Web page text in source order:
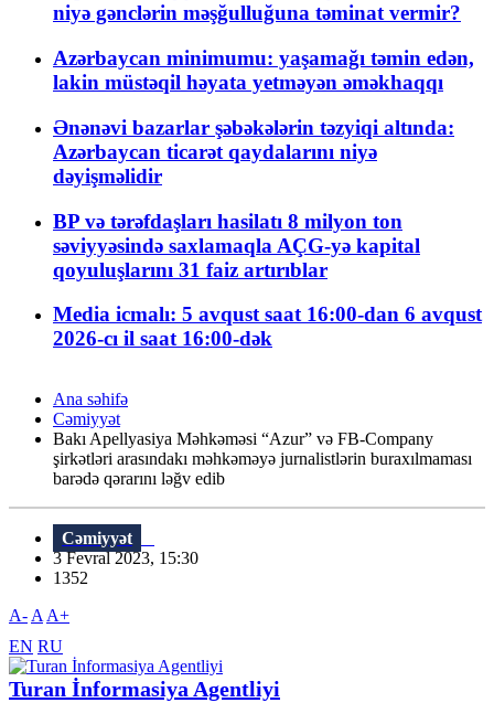
niyə gənclərin məşğulluğuna təminat vermir?
Azərbaycan minimumu: yaşamağı təmin edən,
lakin müstəqil həyata yetməyən əməkhaqqı
Ənənəvi bazarlar şəbəkələrin təzyiqi altında:
Azərbaycan ticarət qaydalarını niyə
dəyişməlidir
BP və tərəfdaşları hasilatı 8 milyon ton
səviyyəsində saxlamaqla AÇG-yə kapital
qoyuluşlarını 31 faiz artırıblar
Media icmalı: 5 avqust saat 16:00-dan 6 avqust
2026-cı il saat 16:00-dək
Ana səhifə
Cəmiyyət
Bakı Apellyasiya Məhkəməsi “Azur” və FB-Company
şirkətləri arasındakı məhkəməyə jurnalistlərin buraxılmaması
barədə qərarını ləğv edib
Cəmiyyət
3 Fevral 2023, 15:30
1352
A- A A+
EN RU
Turan İnformasiya Agentliyi